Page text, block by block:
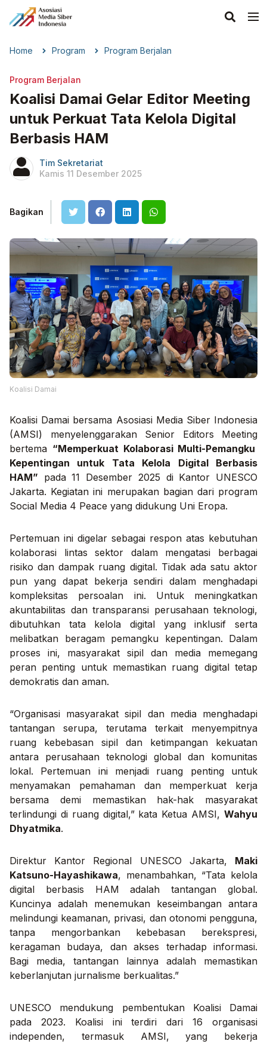
Home Program Program Berjalan
Program Berjalan
Koalisi Damai Gelar Editor Meeting
untuk Perkuat Tata Kelola Digital
Berbasis HAM
Tim Sekretariat
Kamis 11 Desember 2025
Bagikan
Koalisi Damai
Koalisi Damai bersama Asosiasi Media Siber Indonesia
(AMSI) menyelenggarakan Senior Editors Meeting
bertema “Memperkuat Kolaborasi Multi-Pemangku
Kepentingan untuk Tata Kelola Digital Berbasis
HAM” pada 11 Desember 2025 di Kantor UNESCO
Jakarta. Kegiatan ini merupakan bagian dari program
Social Media 4 Peace yang didukung Uni Eropa.
Pertemuan ini digelar sebagai respon atas kebutuhan
kolaborasi lintas sektor dalam mengatasi berbagai
risiko dan dampak ruang digital. Tidak ada satu aktor
pun yang dapat bekerja sendiri dalam menghadapi
kompleksitas persoalan ini. Untuk meningkatkan
akuntabilitas dan transparansi perusahaan teknologi,
dibutuhkan tata kelola digital yang inklusif serta
melibatkan beragam pemangku kepentingan. Dalam
proses ini, masyarakat sipil dan media memegang
peran penting untuk memastikan ruang digital tetap
demokratis dan aman.
“Organisasi masyarakat sipil dan media menghadapi
tantangan serupa, terutama terkait menyempitnya
ruang kebebasan sipil dan ketimpangan kekuatan
antara perusahaan teknologi global dan komunitas
lokal. Pertemuan ini menjadi ruang penting untuk
menyamakan pemahaman dan memperkuat kerja
bersama demi memastikan hak-hak masyarakat
terlindungi di ruang digital,” kata Ketua AMSI, Wahyu
Dhyatmika.
Direktur Kantor Regional UNESCO Jakarta, Maki
Katsuno-Hayashikawa, menambahkan, “Tata kelola
digital berbasis HAM adalah tantangan global.
Kuncinya adalah menemukan keseimbangan antara
melindungi keamanan, privasi, dan otonomi pengguna,
tanpa mengorbankan kebebasan berekspresi,
keragaman budaya, dan akses terhadap informasi.
Bagi media, tantangan lainnya adalah memastikan
keberlanjutan jurnalisme berkualitas.”
UNESCO mendukung pembentukan Koalisi Damai
pada 2023. Koalisi ini terdiri dari 16 organisasi
independen, termasuk AMSI, yang bekerja